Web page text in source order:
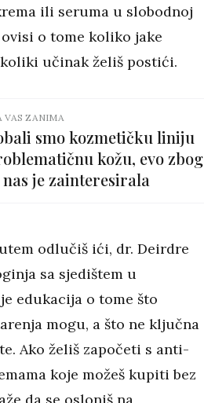
ili seruma u slobodnoj
o tome koliko jake
učinak želiš postići.
VAS ZANIMA
smo kozmetičku liniju
kožu, evo zbog
nas je zainteresirala
odlučiš ići, dr. Deirdre
sa sjedištem u
edukacija o tome što
mogu, a što ne ključna
Ako želiš započeti s anti-
koje možeš kupiti bez